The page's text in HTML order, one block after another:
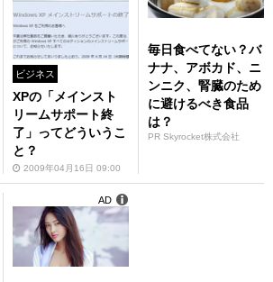
ビジネス
XPの「メインスト
リームサポート終
了」ってどういうこ
と？
2009年04月16日 09:00
毎日食べてない？バ
ナナ、アボカド、ニ
ンニク、腎臓のため
に避けるべき食品
は？
PR Skyrocket株式会社
AD